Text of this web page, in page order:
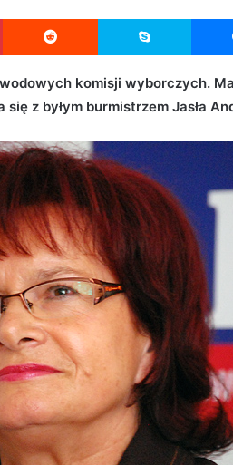
Pinterest Reddit Skype
komisji wyborczych.
z byłym burmistrzem Jasła